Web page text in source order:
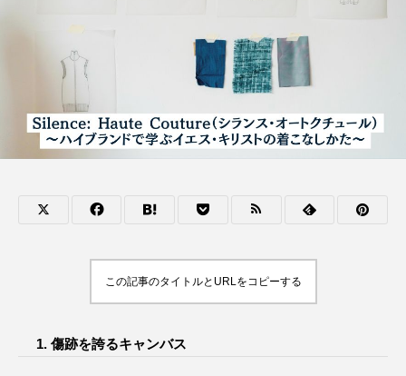
この記事のタイトルとURLをコピーする
1. 傷跡を誇るキャンバス